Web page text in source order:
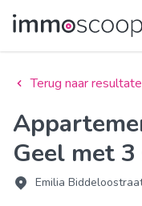
Terug naar
Appartement te koop in
Geel met
Emilia